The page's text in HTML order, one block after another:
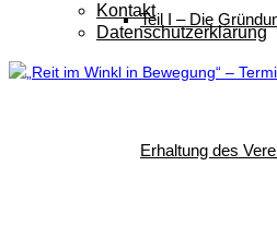
Teil I – Die
Erhaltung des
Kontakt
Datenschutzerklärung